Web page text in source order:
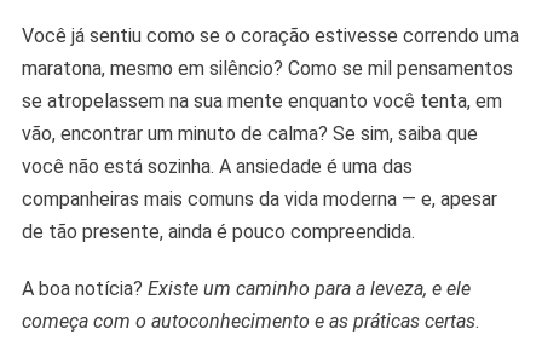
Para
Reduzir
A
Você já sentiu como se o coração estivesse correndo uma
maratona, mesmo em silêncio? Como se mil pensamentos
se atropelassem na sua mente enquanto você tenta, em
vão, encontrar um minuto de calma? Se sim, saiba que
você não está sozinha. A ansiedade é uma das
companheiras mais comuns da vida moderna — e, apesar
de tão presente, ainda é pouco compreendida.
A boa notícia? Existe um caminho para a leveza, e ele
começa com o autoconhecimento e as práticas certas.